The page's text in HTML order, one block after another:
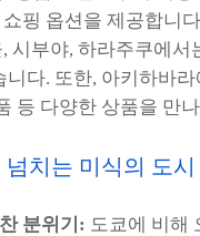
핑 옵션을 제공합니
시부야, 하라주쿠에서
니다. 또한, 아키하바
등 다양한 상품을 만
치는 미식의 도시
분위기: 도쿄에 비해